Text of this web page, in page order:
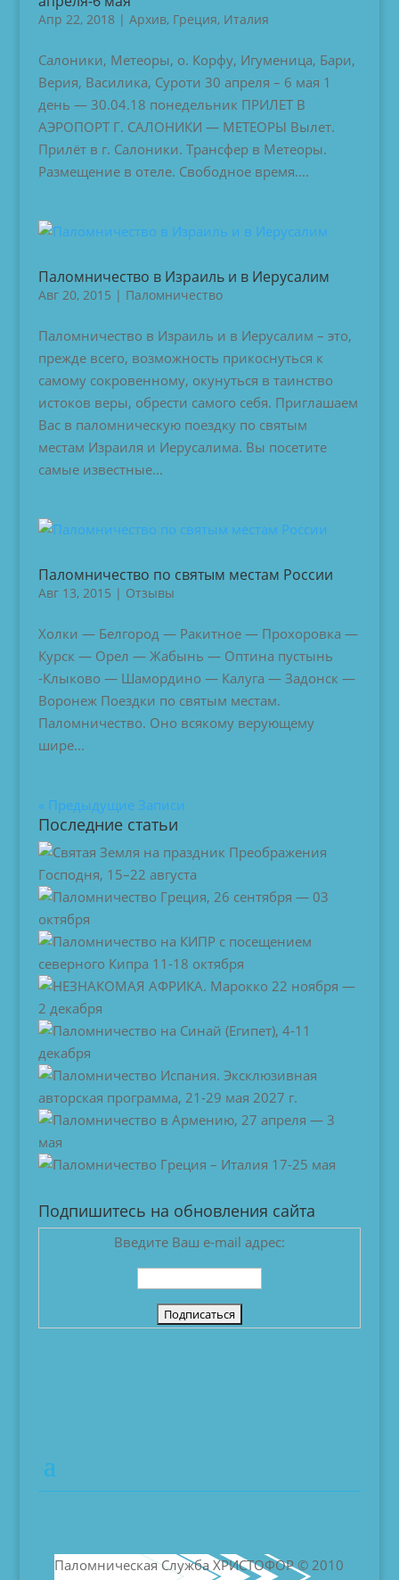
Апр 22, 2018 | Архив, Греция, Италия
Салоники, Метеоры, о. Корфу, Игуменица, Бари,
Верия, Василика, Суроти 30 апреля – 6 мая 1
день — 30.04.18 понедельник ПРИЛЕТ В
АЭРОПОРТ Г. САЛОНИКИ — МЕТЕОРЫ Вылет.
Прилёт в г. Салоники. Трансфер в Метеоры.
Размещение в отеле. Свободное время....
Паломничество в Израиль и в Иерусалим
Авг 20, 2015 | Паломничество
Паломничество в Израиль и в Иерусалим – это,
прежде всего, возможность прикоснуться к
самому сокровенному, окунуться в таинство
истоков веры, обрести самого себя. Приглашаем
Вас в паломническую поездку по святым
местам Израиля и Иерусалима. Вы посетите
самые известные...
Паломничество по святым местам России
Авг 13, 2015 | Отзывы
Холки — Белгород — Ракитное — Прохоровка —
Курск — Орел — Жабынь — Оптина пустынь
-Клыково — Шамордино — Калуга — Задонск —
Воронеж Поездки по святым местам.
Паломничество. Оно всякому верующему
шире...
« Предыдущие Записи
Последние статьи
Подпишитесь на обновления сайта
Введите Ваш e-mail адрес:
Паломническая Служба ХРИСТОФОР © 2010